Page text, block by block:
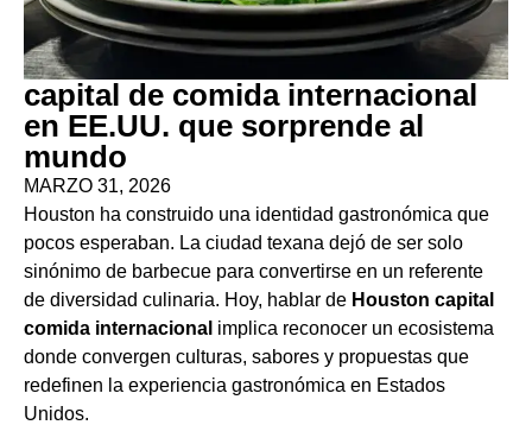
capital de comida internacional
en EE.UU. que sorprende al
mundo
MARZO 31, 2026
Houston ha construido una identidad gastronómica que
pocos esperaban. La ciudad texana dejó de ser solo
sinónimo de barbecue para convertirse en un referente
de diversidad culinaria. Hoy, hablar de Houston capital
comida internacional implica reconocer un ecosistema
donde convergen culturas, sabores y propuestas que
redefinen la experiencia gastronómica en Estados
Unidos.